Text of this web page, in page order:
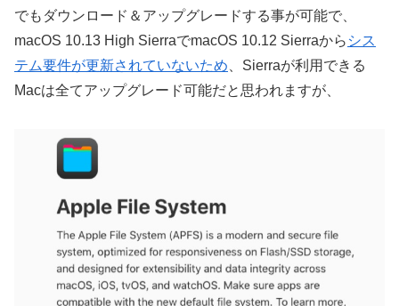
でもダウンロード＆アップグレードする事が可能で、
macOS 10.13 High SierraでmacOS 10.12 Sierraから シス
テム要件が更新されていないため 、Sierraが利用できる
Macは全てアップグレード可能だと思われますが、